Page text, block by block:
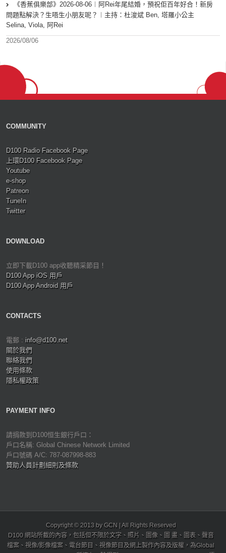
《香蕉俱樂部》2026-08-06︱阿Rei年尾結婚，預祝佢百年好合！新房
問題點解決？生唔生小朋友呢？︱主持：杜浚斌 Ben, 塔羅小公主
Selina, Viola, 阿Rei
2026/08/06
COMMUNITY
D100 Radio Facebook Page
上環D100 Facebook Page
Youtube
e-shop
Patreon
TuneIn
Twitter
DOWNLOAD
立即下載D100 app收聽精采節目！
D100 App iOS 用戶
D100 App Android 用戶
CONTACTS
電郵 : info@d100.net
關於我們
聯絡我們
使用條款
隱私權政策
PAYMENT INFO
請捐款到D100恒生銀行戶口：
戶口名稱: Global Chinese Network Limited
戶口號碼 A/C: 787-087998-883
贊助人員計劃細則及條款
Copyright © 2013 by GCN | All Rights Reserved
D100 網站所載的內容，包括但不限於文字、照片、圖像、圖 畫、圖表、聲音
檔案、視像/影像檔案、電台節目、視像節目及網上製作內容及版權，為Global